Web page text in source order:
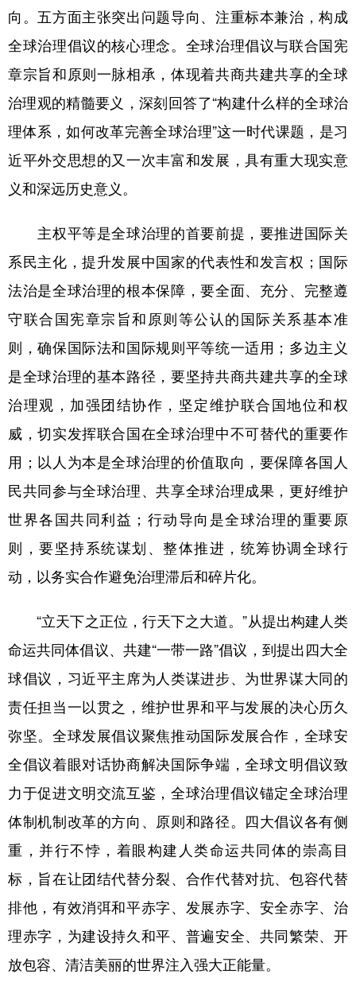
English Español Français عربى
向。五方面主张突出问题导向、注重标本兼治，构成
全球治理倡议的核心理念。全球治理倡议与联合国宪
章宗旨和原则一脉相承，体现着共商共建共享的全球
治理观的精髓要义，深刻回答了“构建什么样的全球治
理体系，如何改革完善全球治理”这一时代课题，是习
近平外交思想的又一次丰富和发展，具有重大现实意
义和深远历史意义。
主权平等是全球治理的首要前提，要推进国际关
系民主化，提升发展中国家的代表性和发言权；国际
法治是全球治理的根本保障，要全面、充分、完整遵
守联合国宪章宗旨和原则等公认的国际关系基本准
则，确保国际法和国际规则平等统一适用；多边主义
是全球治理的基本路径，要坚持共商共建共享的全球
治理观，加强团结协作，坚定维护联合国地位和权
威，切实发挥联合国在全球治理中不可替代的重要作
用；以人为本是全球治理的价值取向，要保障各国人
民共同参与全球治理、共享全球治理成果，更好维护
世界各国共同利益；行动导向是全球治理的重要原
则，要坚持系统谋划、整体推进，统筹协调全球行
动，以务实合作避免治理滞后和碎片化。
“立天下之正位，行天下之大道。”从提出构建人类
命运共同体倡议、共建“一带一路”倡议，到提出四大全
球倡议，习近平主席为人类谋进步、为世界谋大同的
责任担当一以贯之，维护世界和平与发展的决心历久
弥坚。全球发展倡议聚焦推动国际发展合作，全球安
全倡议着眼对话协商解决国际争端，全球文明倡议致
力于促进文明交流互鉴，全球治理倡议锚定全球治理
体制机制改革的方向、原则和路径。四大倡议各有侧
重，并行不悖，着眼构建人类命运共同体的崇高目
标，旨在让团结代替分裂、合作代替对抗、包容代替
排他，有效消弭和平赤字、发展赤字、安全赤字、治
理赤字，为建设持久和平、普遍安全、共同繁荣、开
放包容、清洁美丽的世界注入强大正能量。